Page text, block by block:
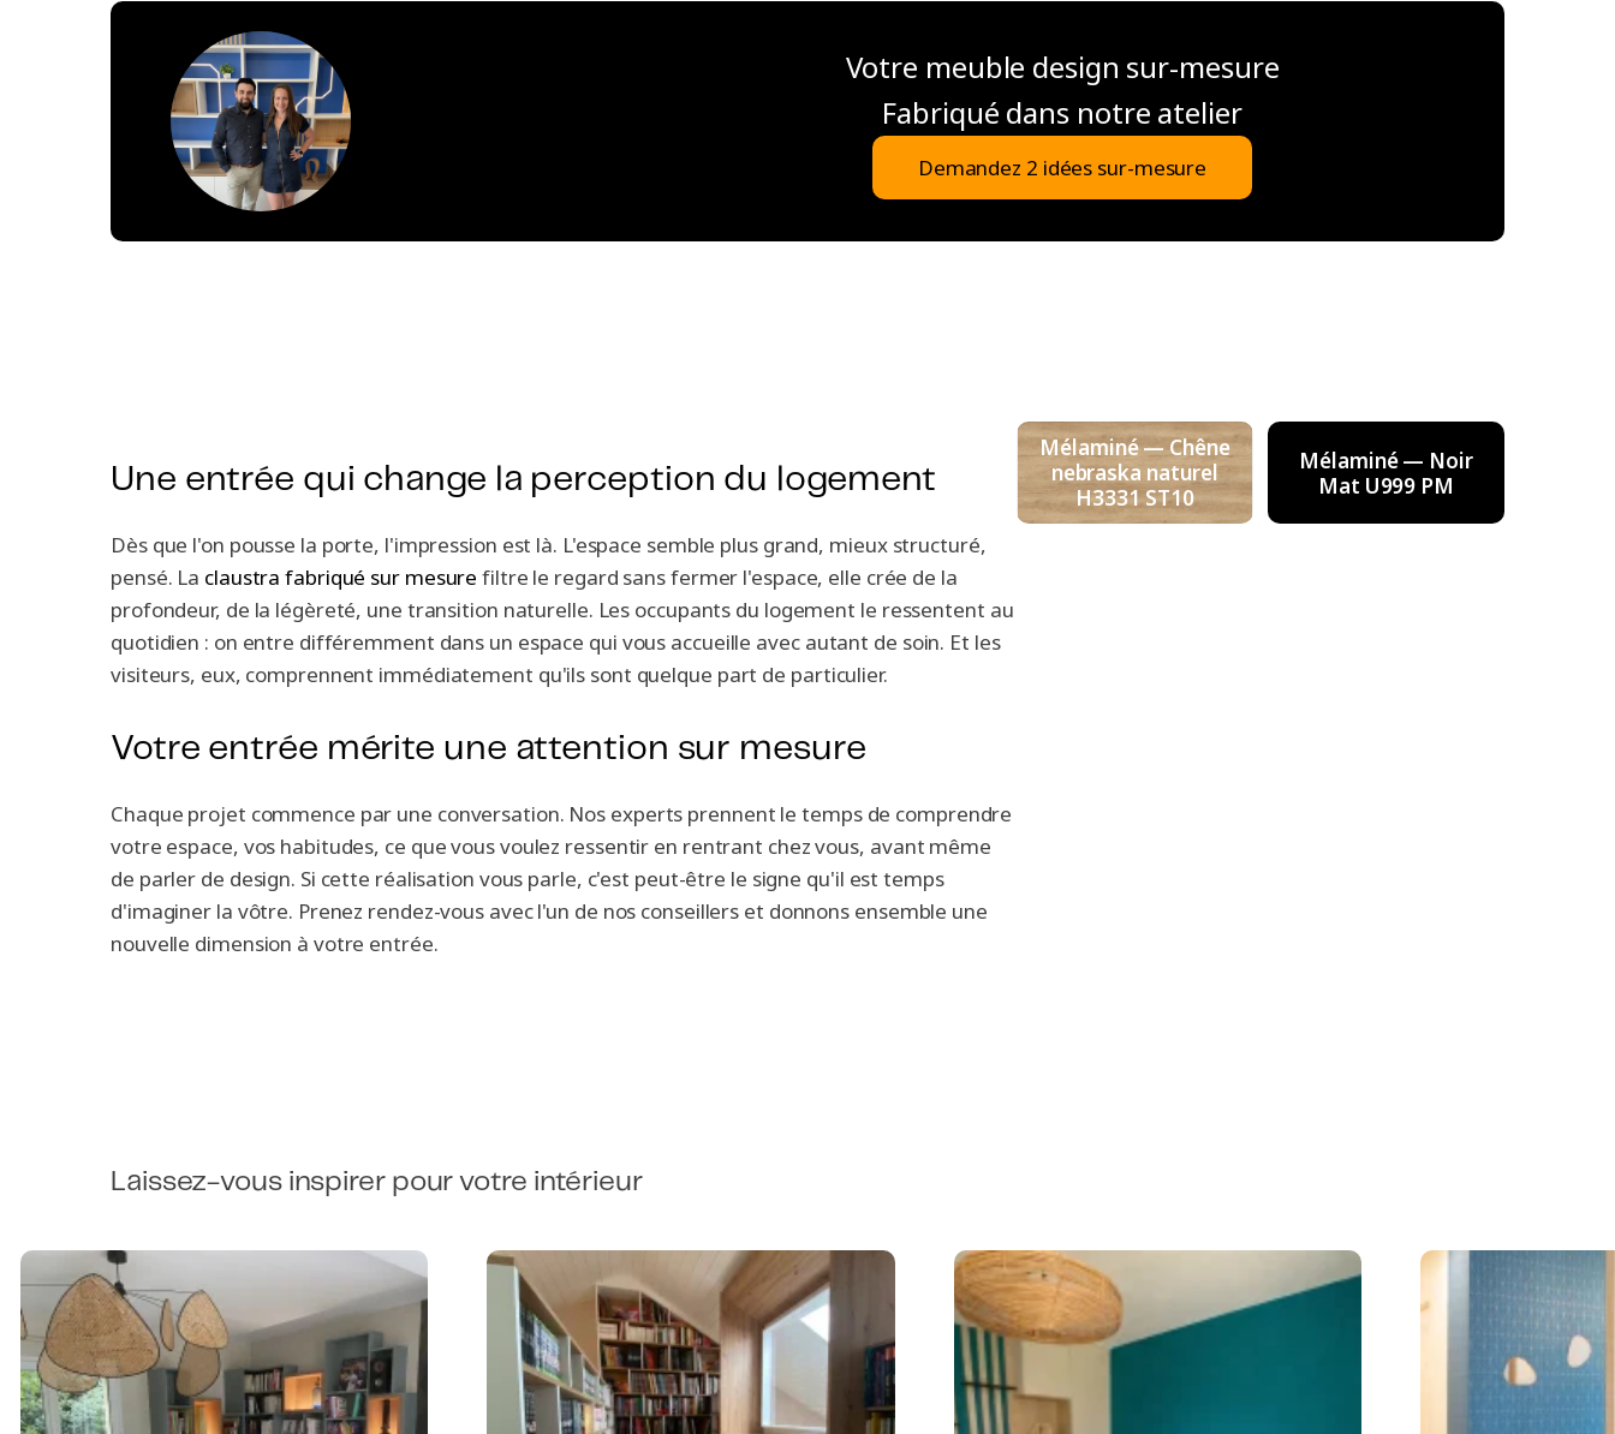
Votre meuble design sur-mesure
Fabriqué dans notre atelier
Demandez 2 idées sur-mesure
Une entrée qui change la perception du logement
Dès que l'on pousse la porte, l'impression est là. L'espace semble plus grand, mieux structuré,
pensé. La claustra fabriqué sur mesure filtre le regard sans fermer l'espace, elle crée de la
profondeur, de la légèreté, une transition naturelle. Les occupants du logement le ressentent au
quotidien : on entre différemment dans un espace qui vous accueille avec autant de soin. Et les
visiteurs, eux, comprennent immédiatement qu'ils sont quelque part de particulier.
Votre entrée mérite une attention sur mesure
Chaque projet commence par une conversation. Nos experts prennent le temps de comprendre
votre espace, vos habitudes, ce que vous voulez ressentir en rentrant chez vous, avant même
de parler de design. Si cette réalisation vous parle, c'est peut-être le signe qu'il est temps
d'imaginer la vôtre. Prenez rendez-vous avec l'un de nos conseillers et donnons ensemble une
nouvelle dimension à votre entrée.
Mélaminé — Chêne
nebraska naturel
H3331 ST10
Mélaminé — Noir
Mat U999 PM
Laissez-vous inspirer pour votre intérieur